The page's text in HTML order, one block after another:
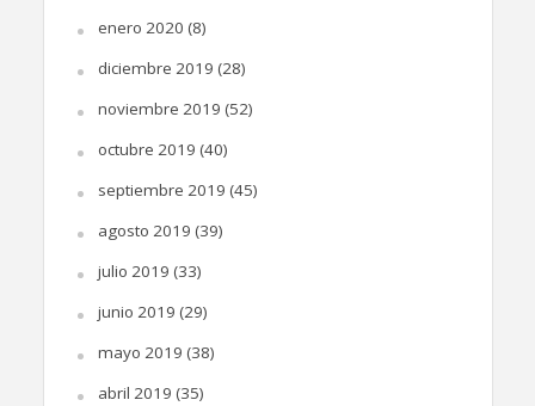
enero 2020 (8)
diciembre 2019 (28)
noviembre 2019 (52)
octubre 2019 (40)
septiembre 2019 (45)
agosto 2019 (39)
julio 2019 (33)
junio 2019 (29)
mayo 2019 (38)
abril 2019 (35)